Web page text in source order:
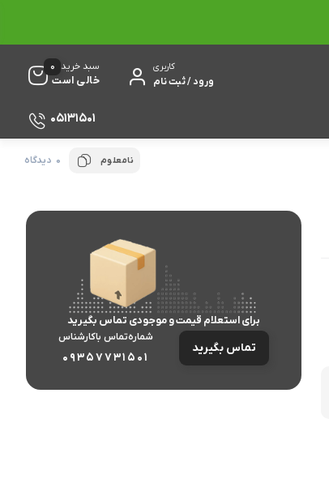
کاربری
ورود / ثبت نام
سبد خرید
خالی است
0
05131501
نامعلوم 0 دیدگاه
برای استعلام قیمت و موجودی تماس بگیرید
تماس بگیرید
شماره‌تماس‌ با‌کارشناس
09357731501